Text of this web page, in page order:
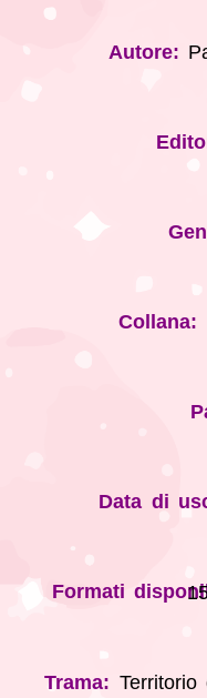
Autore:
Collana:
Data di
Formati
Trama: